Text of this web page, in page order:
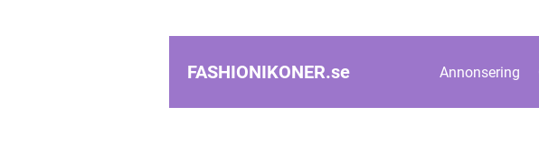
FASHIONIKONER.se Annonsering